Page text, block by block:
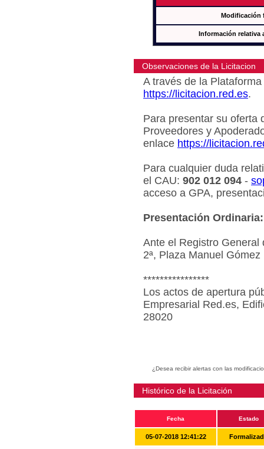
Modificación
Información relativa
Observaciones de la Licitacion
A través de la
https://licitacion.red.es.
Para presentar su oferta
Proveedores y
enlace https://
Para cualquier duda
el CAU: 902 012 094 -
acceso a GPA,
Presentación Ordinaria:
Ante el Registro General
2ª, Plaza Manuel
****************
Los actos de apertura
Empresarial Red.es,
28020
¿Desea recibir alertas con las
Histórico de la Licitación
Fecha Estado
05-07-2018 12:41:22